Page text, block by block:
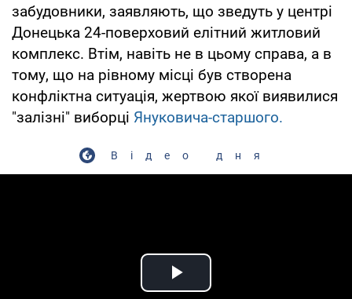
забудовники, заявляють, що зведуть у центрі
Донецька 24-поверховий елітний житловий
комплекс. Втім, навіть не в цьому справа, а в
тому, що на рівному місці був створена
конфліктна ситуація, жертвою якої виявилися
"залізні" виборці Януковича-старшого.
Відео дня
Play Video